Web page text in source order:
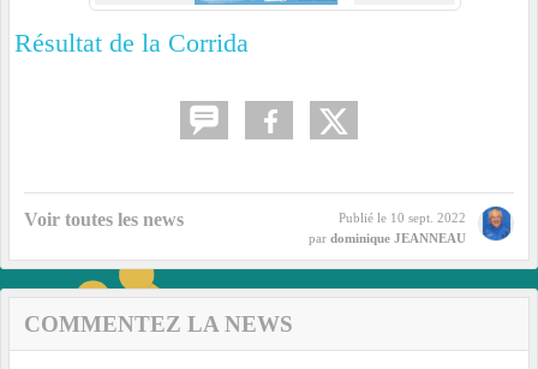
Résultat de la Corrida
Voir toutes les news Publié le 10 sept. 2022
par dominique JEANNEAU
COMMENTEZ LA NEWS